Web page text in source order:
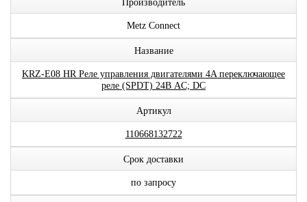
Производитель
Metz Connect
Название
KRZ-E08 HR Реле управления двигателями 4A переключающее
реле (SPDT) 24В AC; DC
Артикул
110668132722
Срок доставки
по запросу